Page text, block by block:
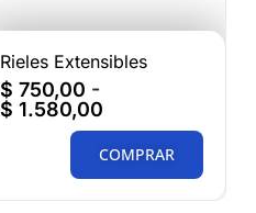
Rieles Extensibles
$ 750,00 -
$ 1.580,00
COMPRAR